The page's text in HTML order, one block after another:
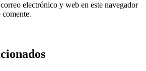
electrónico y web en este navegador